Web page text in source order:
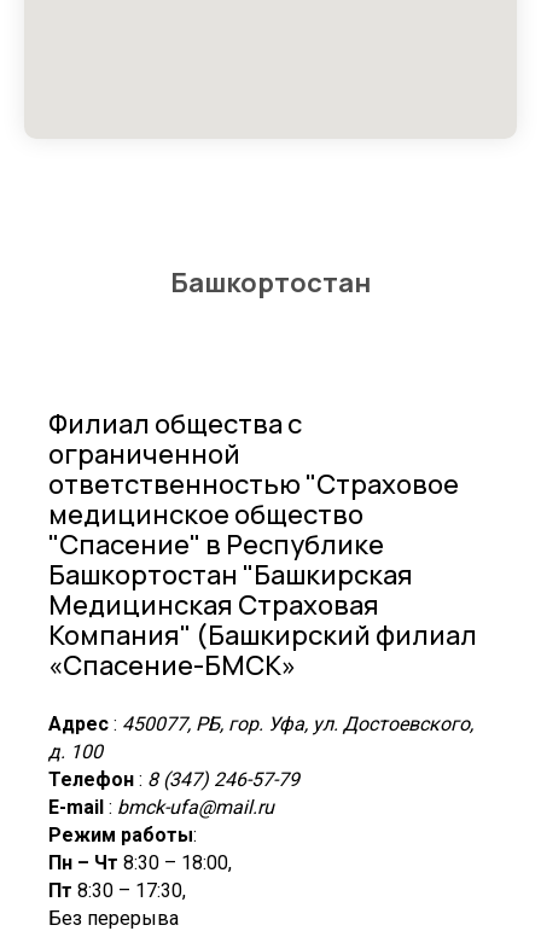
Башкортостан
Филиал общества с
ограниченной
ответственностью "Страховое
медицинское общество
"Спасение" в Республике
Башкортостан "Башкирская
Медицинская Страховая
Компания" (Башкирский филиал
«Спасение-БМСК»
Адрес : 450077, РБ, гор. Уфа, ул. Достоевского,
д. 100
Телефон : 8 (347) 246-57-79
E-mail : bmck-ufa@mail.ru
Режим работы:
Пн – Чт 8:30 – 18:00,
Пт 8:30 – 17:30,
Без перерыва